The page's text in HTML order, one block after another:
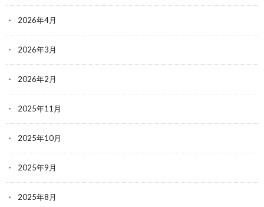
2026年4月
2026年3月
2026年2月
2025年11月
2025年10月
2025年9月
2025年8月